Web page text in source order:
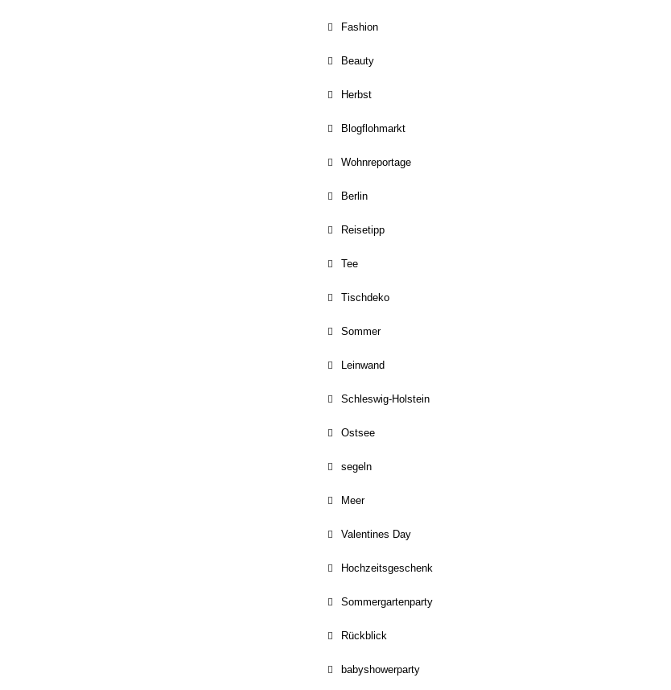
Fashion
Beauty
Herbst
Blogflohmarkt
Wohnreportage
Berlin
Reisetipp
Tee
Tischdeko
Sommer
Leinwand
Schleswig-Holstein
Ostsee
segeln
Meer
Valentines Day
Hochzeitsgeschenk
Sommergartenparty
Rückblick
babyshowerparty